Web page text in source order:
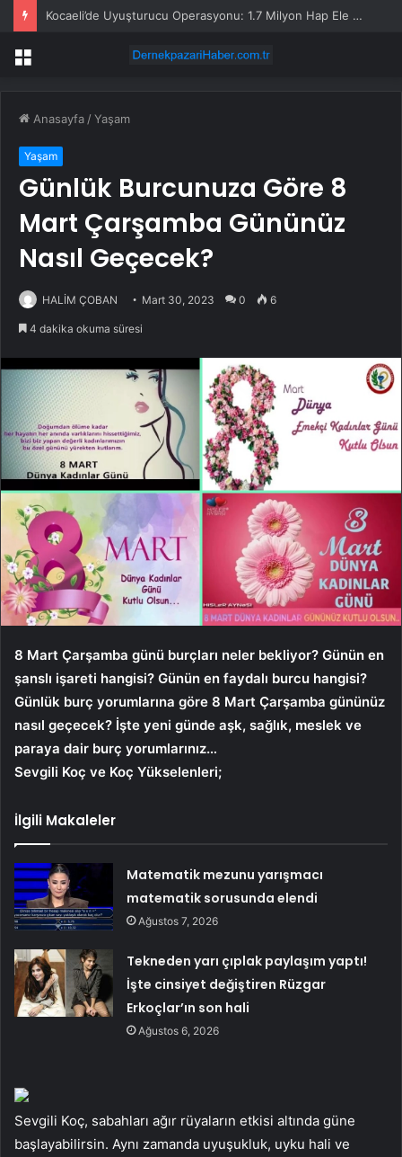
Kocaeli’de Uyuşturucu Operasyonu: 1.7 Milyon Hap Ele Geçirildi
Menü
Anasayfa /Yaşam
Yaşam
Günlük Burcunuza Göre 8
Mart Çarşamba Gününüz
Nasıl Geçecek?
HALİM ÇOBAN Mart 30, 2023 0 6
4 dakika okuma süresi
8 Mart Çarşamba günü burçları neler bekliyor? Günün en
şanslı işareti hangisi? Günün en faydalı burcu hangisi?
Günlük burç yorumlarına göre 8 Mart Çarşamba gününüz
nasıl geçecek? İşte yeni günde aşk, sağlık, meslek ve
paraya dair burç yorumlarınız…
Sevgili Koç ve Koç Yükselenleri;
İlgili Makaleler
Matematik mezunu yarışmacı
matematik sorusunda elendi
Ağustos 7, 2026
Tekneden yarı çıplak paylaşım yaptı!
İşte cinsiyet değiştiren Rüzgar
Erkoçlar’ın son hali
Ağustos 6, 2026
Sevgili Koç, sabahları ağır rüyaların etkisi altında güne
başlayabilirsin. Aynı zamanda uyuşukluk, uyku hali ve